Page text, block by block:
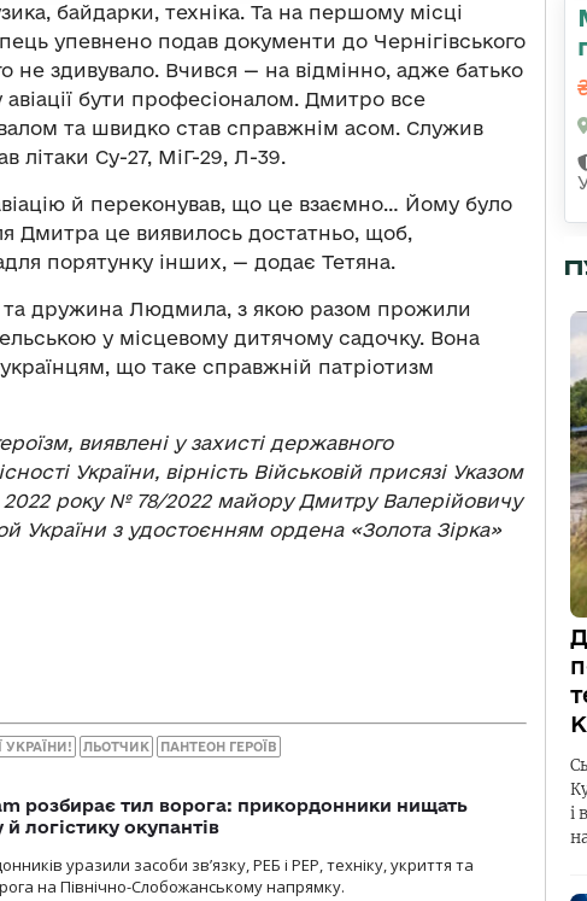
байдарки, техніка. Та на першому місці
упевнено подав документи до Чернігівського
не здивувало. Вчився — на відмінно, адже батько
бути професіоналом. Дмитро все
та швидко став справжнім асом. Служив
літаки Су-27, МіГ-29, Л-39.
й переконував, що це взаємно… Йому було
Дмитра це виявилось достатньо, щоб,
порятунку інших, — додає Тетяна.
та дружина Людмила, з якою разом прожили
у місцевому дитячому садочку. Вона
що таке справжній патріотизм
виявлені у захисті державного
України, вірність Військовій присязі Указом
2022 року № 78/2022 майору Дмитру Валерійовичу
України з удостоєнням ордена «Золота Зірка»
УКРАЇНИ! ЛЬОТЧИК ПАНТЕОН ГЕРОЇВ
розбирає тил ворога: прикордонники нищать
й логістику окупантів
уразили засоби зв’язку, РЕБ і РЕР, техніку, укриття та
на Північно-Слобожанському напрямку.
і